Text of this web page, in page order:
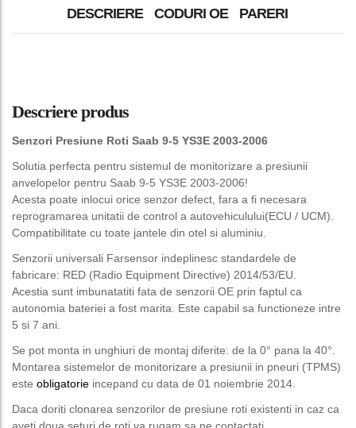
DESCRIERE CODURI OE PARERI
Descriere produs
Senzori Presiune Roti Saab 9-5 YS3E 2003-2006
Solutia perfecta pentru sistemul de monitorizare a presiunii
anvelopelor pentru Saab 9-5 YS3E 2003-2006!
Acesta poate inlocui orice senzor defect, fara a fi necesara
reprogramarea unitatii de control a autovehiculului(ECU / UCM).
Compatibilitate cu toate jantele din otel si aluminiu.
Senzorii universali Farsensor indeplinesc standardele de
fabricare: RED (Radio Equipment Directive) 2014/53/EU.
Acestia sunt imbunatatiti fata de senzorii OE prin faptul ca
autonomia bateriei a fost marita. Este capabil sa functioneze intre
5 si 7 ani.
Se pot monta in unghiuri de montaj diferite: de la 0° pana la 40°.
Montarea sistemelor de monitorizare a presiunii in pneuri (TPMS)
este obligatorie incepand cu data de 01 noiembrie 2014.
Daca doriti clonarea senzorilor de presiune roti existenti in caz ca
aveti doua seturi de roti va rugam sa ne contactati.